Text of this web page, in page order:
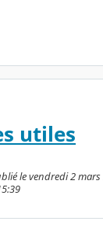
utiles
le vendredi 2